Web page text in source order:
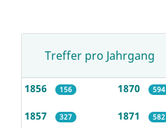
Treffer pro Jahrgang
1856 156
1857 327
1870 594
1871 582